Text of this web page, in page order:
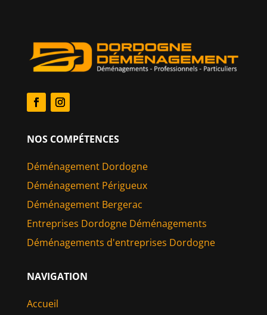
NOS COMPÉTENCES
Déménagement Dordogne
Déménagement Périgueux
Déménagement Bergerac
Entreprises Dordogne Déménagements
Déménagements d'entreprises Dordogne
NAVIGATION
Accueil